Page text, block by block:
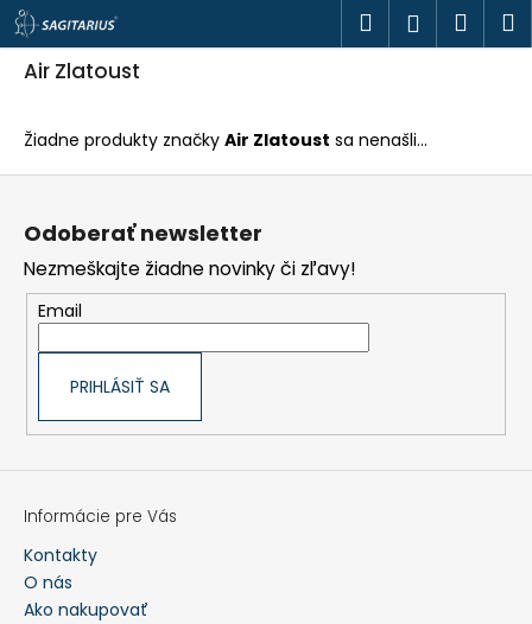
Prejsť
na
obsah
Hľadať
Air Zlatoust
Žiadne produkty značky Air Zlatoust sa nenašli...
š Späť
Späť
o
p
o
e
b
u
ť
Z
Odoberať newsletter
Nezmeškajte žiadne novinky či zľavy!
Email
PRIHLÁSIŤ SA
Informácie pre Vás
Kontakty
O nás
Ako nakupovať